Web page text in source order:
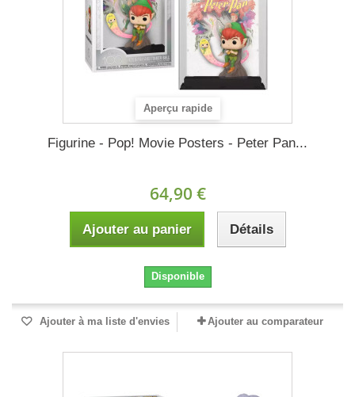
Aperçu rapide
Figurine - Pop! Movie Posters - Peter Pan...
64,90 €
Ajouter au panier Détails
Disponible
Ajouter à ma liste d'envies Ajouter au comparateur